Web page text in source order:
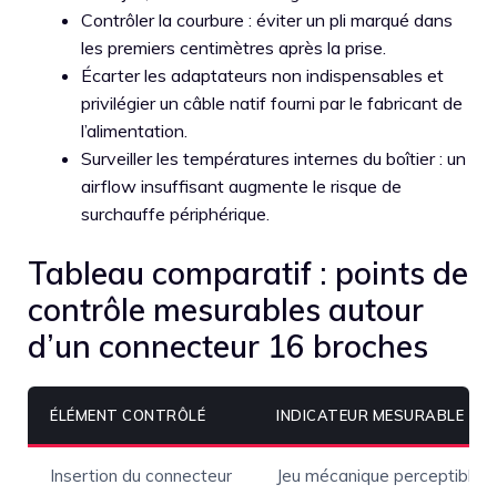
Contrôler la courbure : éviter un pli marqué dans
les premiers centimètres après la prise.
Écarter les adaptateurs non indispensables et
privilégier un câble natif fourni par le fabricant de
l’alimentation.
Surveiller les températures internes du boîtier : un
airflow insuffisant augmente le risque de
surchauffe périphérique.
Tableau comparatif : points de
contrôle mesurables autour
d’un connecteur 16 broches
ÉLÉMENT CONTRÔLÉ INDICATEUR MESURABLE
Insertion du connecteur Jeu mécanique perceptible